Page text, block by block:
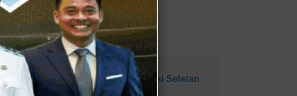
Nasional, Mien Uno.
Metro Bekasi Kota & Polsek Bekasi Selatan